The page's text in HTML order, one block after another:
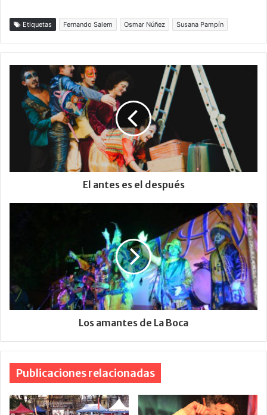
Etiquetas Fernando Salem Osmar Núñez Susana Pampín
El antes es el después
Los amantes de La Boca
Publicaciones relacionadas